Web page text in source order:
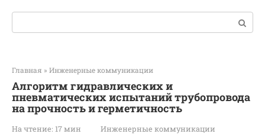
Поиск:
Главная » Инженерные коммуникации
Алгоритм гидравлических и
пневматических испытаний трубопровода
на прочность и герметичность
На чтение: 17 мин Инженерные коммуникации